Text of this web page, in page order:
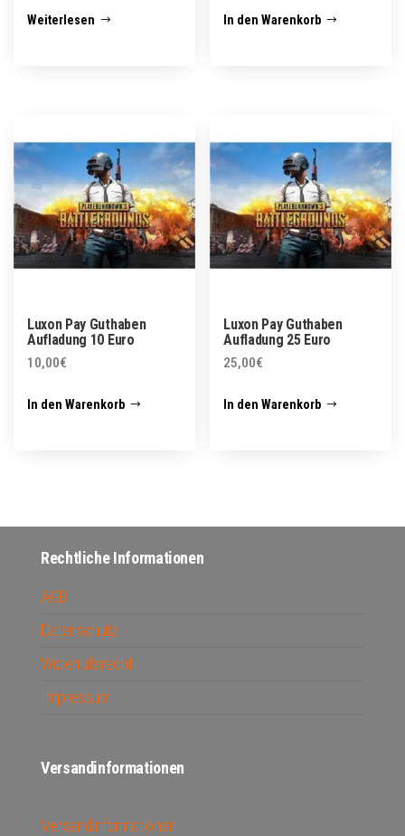
Weiterlesen In den Warenkorb
Luxon Pay Guthaben
Aufladung 10 Euro
10,00€
In den Warenkorb
Luxon Pay Guthaben
Aufladung 25 Euro
25,00€
In den Warenkorb
Rechtliche Informationen
AGB
Datenschutz
Widerrufsrecht
Impressum
Versandinformationen
Versandinformationen